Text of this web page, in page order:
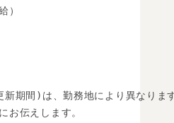
）
期間)は、勤務地により異なりま
お伝えします。